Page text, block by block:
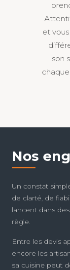
et
son
Nos
Un constat
de clarté, de
lancent dans
règle.
Entre les devis
encore les
sa cuisine peut